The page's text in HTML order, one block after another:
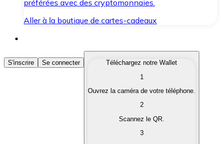
préférées avec des cryptomonnaies.
Aller à la boutique de cartes-cadeaux
Acheter des Cryptomonnaies
Achetez les cryptomonnaies qui vous intéressent
Convertissez vos cryptomonnaies en monnaie
S'inscrire Se connecter
Téléchargez notre Wallet
1
Ouvrez la caméra de votre téléphone.
2
Scannez le QR.
3